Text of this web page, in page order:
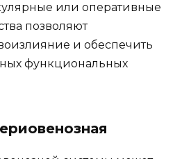
или оперативные
позволяют
и обеспечить
функциональных